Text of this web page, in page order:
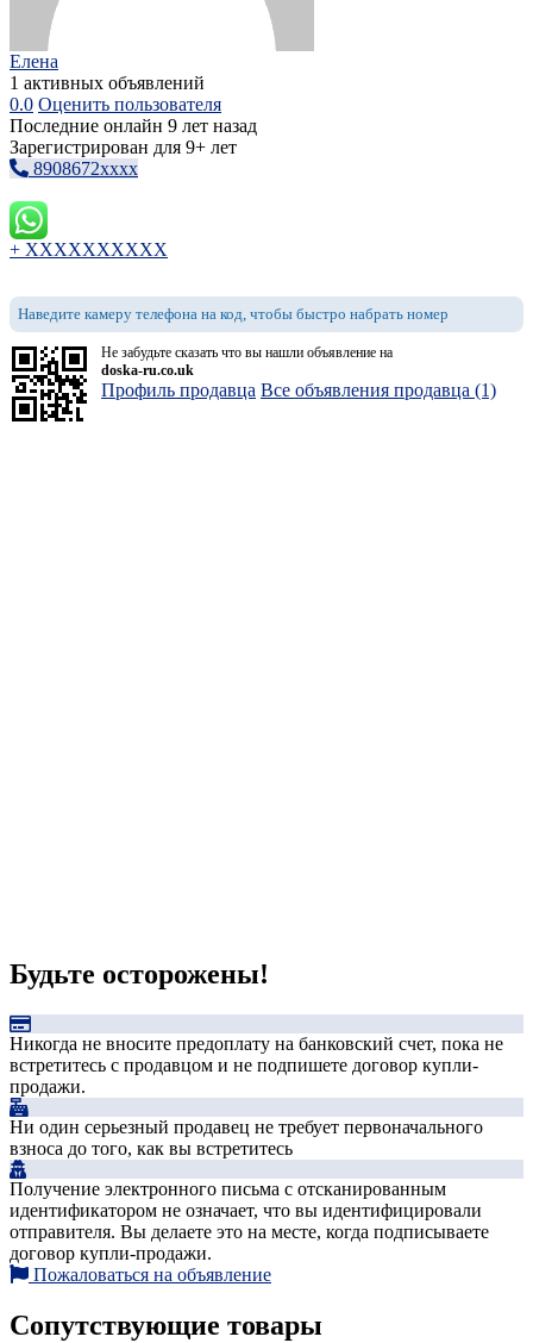
Елена
1 активных объявлений
0.0 Оценить пользователя
Последние онлайн 9 лет назад
Зарегистрирован для 9+ лет
8908672xxxx
+ XXXXXXXXXX
Наведите камеру телефона на код, чтобы быстро набрать номер
Не забудьте сказать что вы нашли объявление на
doska-ru.co.uk
Профиль продавца Все объявления продавца (1)
Будьте осторожены!
Никогда не вносите предоплату на банковский счет, пока не
встретитесь с продавцом и не подпишете договор купли-
продажи.
Ни один серьезный продавец не требует первоначального
взноса до того, как вы встретитесь
Получение электронного письма с отсканированным
идентификатором не означает, что вы идентифицировали
отправителя. Вы делаете это на месте, когда подписываете
договор купли-продажи.
Пожаловаться на объявление
Сопутствующие товары